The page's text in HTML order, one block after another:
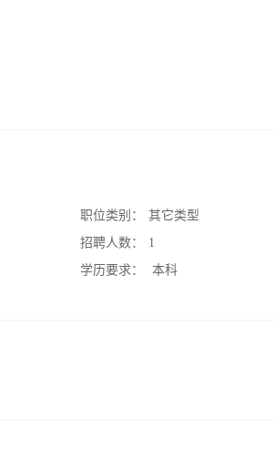
职位类别：
其它类型
招聘人数：
1
学历要求：
本科